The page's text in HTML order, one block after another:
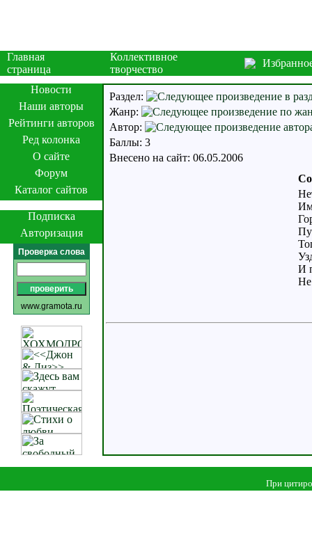
Главная
страница
Коллективное
творчество
Новости
Наши авторы
Рейтинги авторов
Ред колонка
О сайте
Форум
Каталог сайтов
Подписка
Авторизация
Проверка слова
www.gramota.ru
Раздел:
Жанр:
Автор:
Баллы: 3
Внесено на сайт: 06.05.2006
Им
И
Не
При